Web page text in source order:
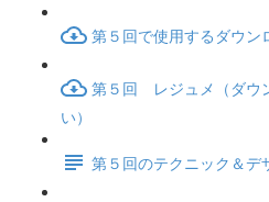
第５回で使用するダウン
第５回 レジュメ（ダウ
い）
第５回のテクニック＆デ